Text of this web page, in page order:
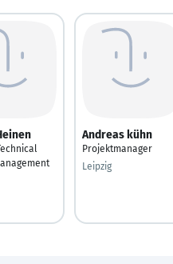
Andreas kühn
Projektmanager
Leipzig